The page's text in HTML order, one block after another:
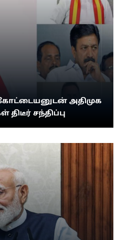
அதிமுக
திடீர் சந்திப்பு